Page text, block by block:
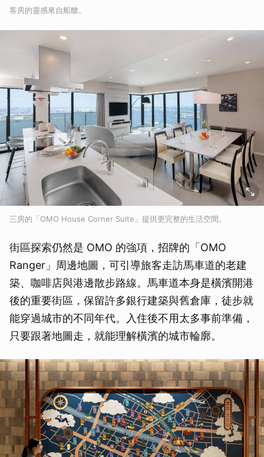
客房的靈感來自船艙。
三房的「OMO House Corner Suite」提供更完整的生活空間。
街區探索仍然是 OMO 的強項，招牌的「OMO
Ranger」周邊地圖，可引導旅客走訪馬車道的老建
築、咖啡店與港邊散步路線。馬車道本身是橫濱開港
後的重要街區，保留許多銀行建築與舊倉庫，徒步就
能穿過城市的不同年代。入住後不用太多事前準備，
只要跟著地圖走，就能理解橫濱的城市輪廓。